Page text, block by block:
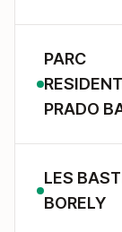
PARC
PRADO
LES
BORELY